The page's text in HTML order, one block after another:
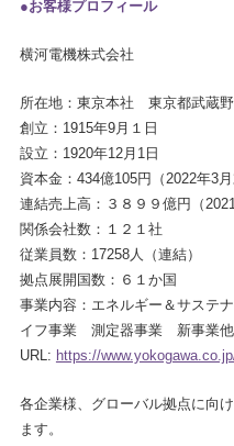
●お客様プロフィール
横河電機株式会社
所在地：東京本社 東京都武蔵
創立：1915年9月１日
設立：1920年12月1日
資本金：434億105円（2022年3月
連結売上高：３８９９億円（2021
関係会社数：１２１社
従業員数：17258人（連結）
拠点展開国数：６１か国
事業内容：エネルギー＆サス
イフ事業 測定器事業 新事業他
URL: https://
各企業様、グローバル拠点に向
ます。